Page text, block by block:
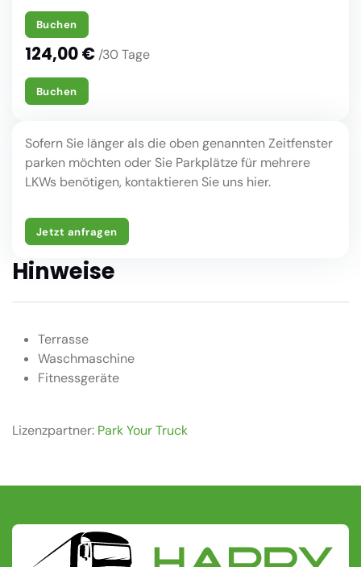
Buchen
124,00 € /30 Tage
Buchen
Sofern Sie länger als die oben genannten Zeitfenster
parken möchten oder Sie Parkplätze für mehrere
LKWs benötigen, kontaktieren Sie uns hier.
Jetzt anfragen
Hinweise
Terrasse
Waschmaschine
Fitnessgeräte
Lizenzpartner: Park Your Truck